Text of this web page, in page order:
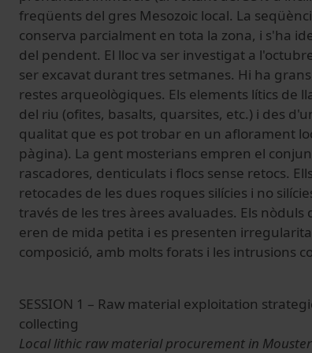
freqüents del gres Mesozoic local. La
conserva parcialment en tota la zona, i s'ha
del pendent. El lloc va ser investigat a
ser excavat durant tres setmanes. Hi ha
restes arqueològiques. Els elements lítics de
del riu (ofites, basalts, quarsites, etc.) i des
qualitat que es pot trobar en un aflorament
pàgina). La gent mosterians empren el
rascadores, denticulats i flocs sense retocs.
retocades de les dues roques silícies i no
través de les tres àrees avaluades. Els nòduls
eren de mida petita i es presenten
composició, amb molts forats i les intrusions
SESSION 1 – Raw material exploitation
collecting
Local lithic raw material procurement in